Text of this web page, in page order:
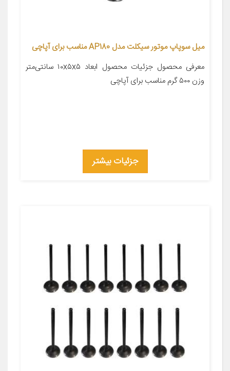
میل سوپاپ موتور سیکلت مدل AP180 مناسب برای آپاچی
معرفی محصول جزئیات محصول ابعاد ۱۰x۵x۵ سانتی‌متر
وزن ۵۰۰ گرم مناسب برای آپاچی
جزئیات بیشتر